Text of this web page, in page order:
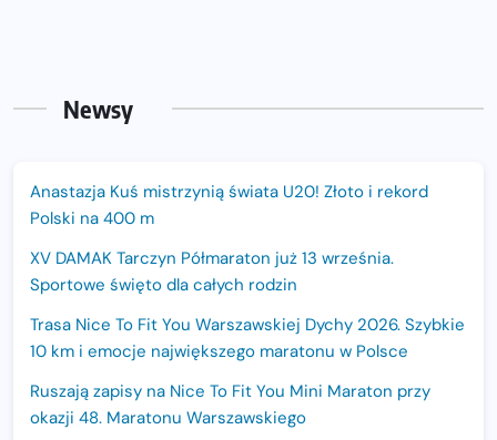
Newsy
Anastazja Kuś mistrzynią świata U20! Złoto i rekord
Polski na 400 m
XV DAMAK Tarczyn Półmaraton już 13 września.
Sportowe święto dla całych rodzin
Trasa Nice To Fit You Warszawskiej Dychy 2026. Szybkie
10 km i emocje największego maratonu w Polsce
Ruszają zapisy na Nice To Fit You Mini Maraton przy
okazji 48. Maratonu Warszawskiego